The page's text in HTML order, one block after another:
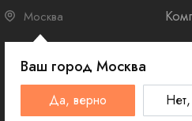
Москва
Ваш город Москва
Да, верно
Schulthess Smeg